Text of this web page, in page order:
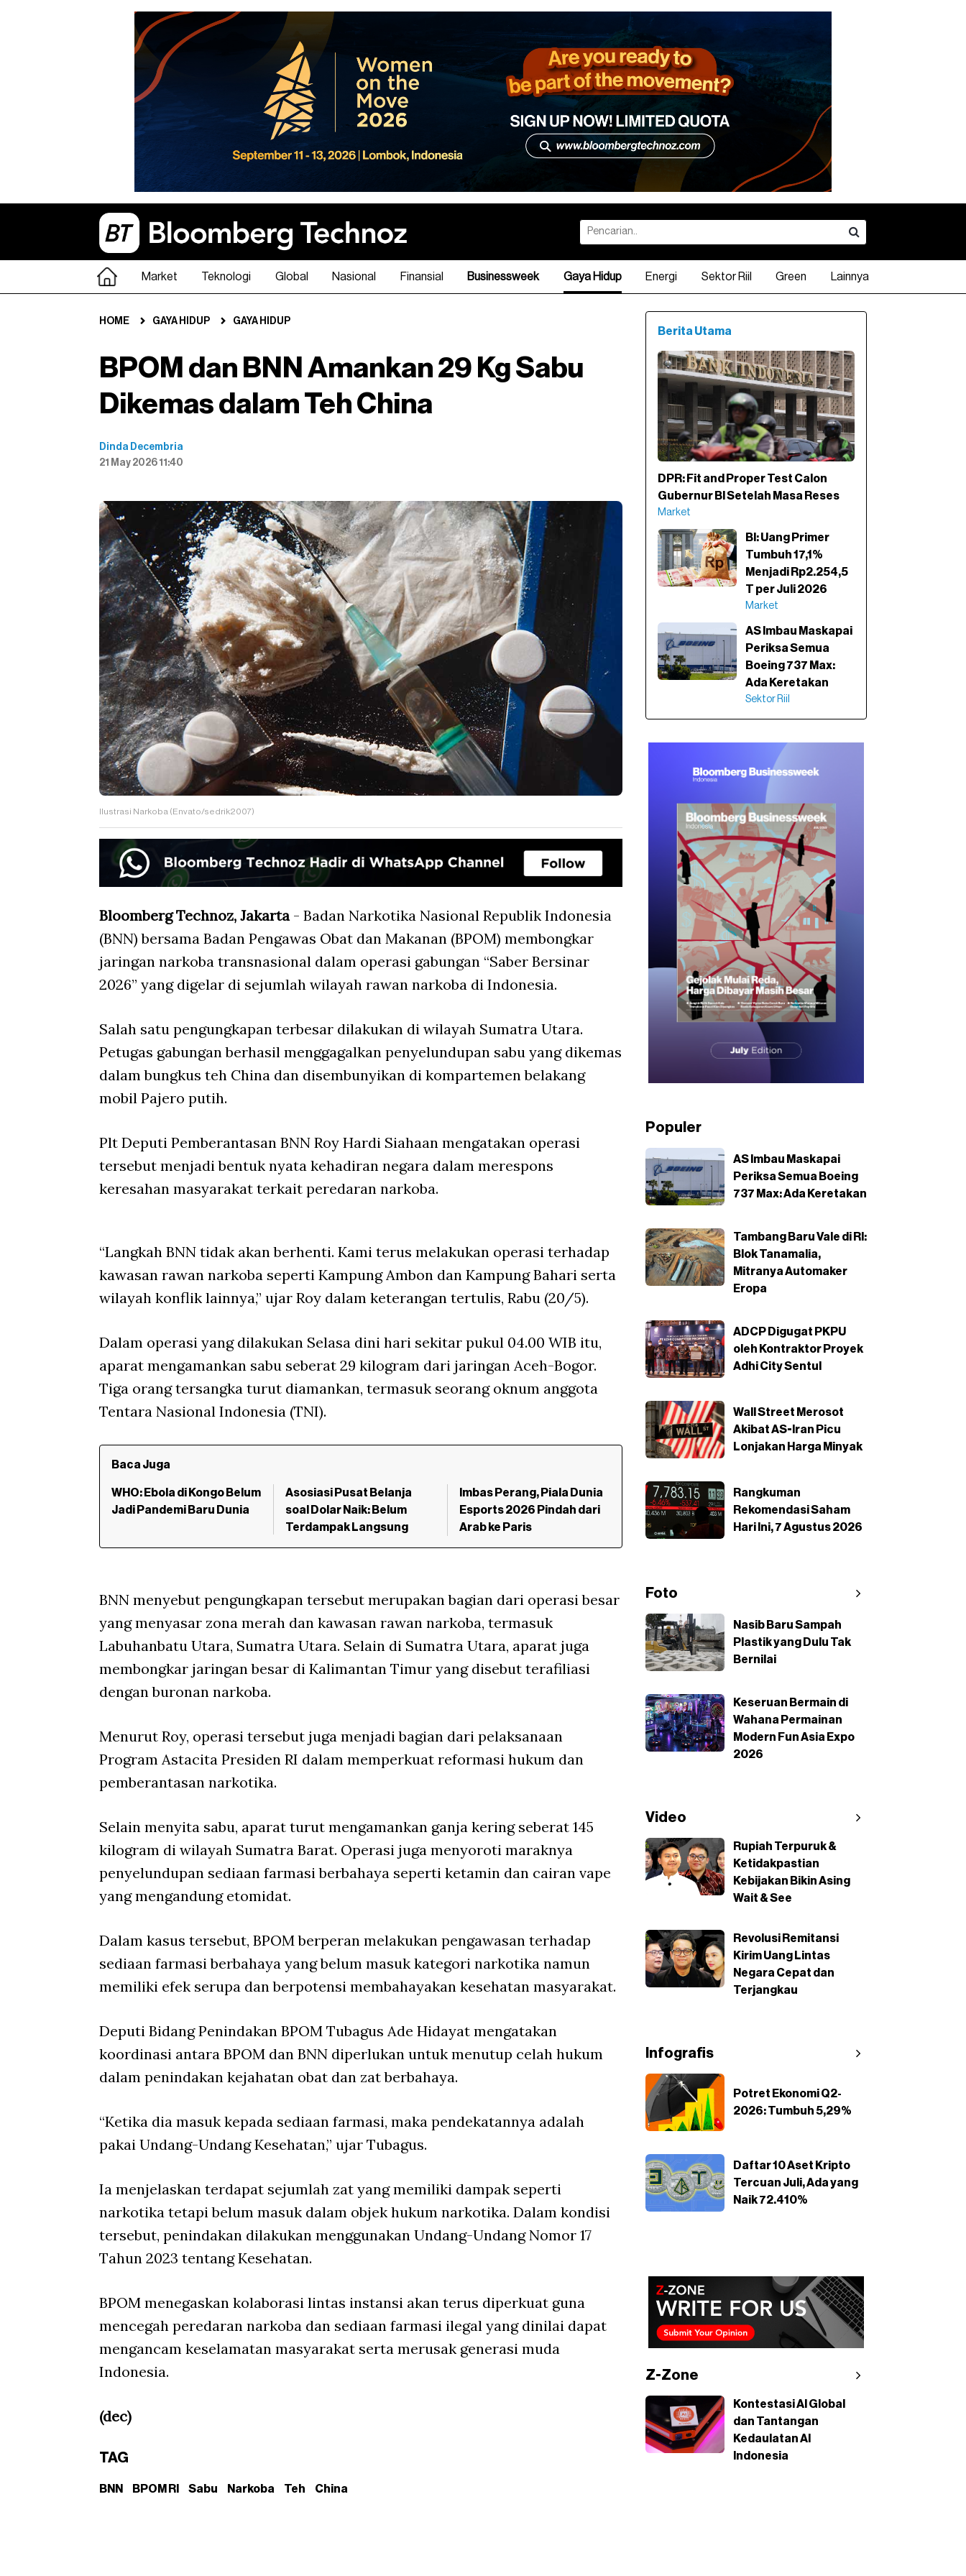
Market Teknologi Global Nasional Finansial Businessweek Gaya Hidup Energi Sektor Riil Green Lainnya
HOME GAYA HIDUP GAYA HIDUP
BPOM dan BNN Amankan 29 Kg Sabu
Dikemas dalam Teh China
Dinda Decembria
21 May 2026 11:40
Ilustrasi Narkoba (Envato/sedrik2007)
Bloomberg Technoz, Jakarta- Badan Narkotika Nasional Republik Indonesia
(BNN) bersama Badan Pengawas Obat dan Makanan (BPOM) membongkar
jaringan narkoba transnasional dalam operasi gabungan “Saber Bersinar
2026” yang digelar di sejumlah wilayah rawan narkoba di Indonesia.
Salah satu pengungkapan terbesar dilakukan di wilayah Sumatra Utara.
Petugas gabungan berhasil menggagalkan penyelundupan sabu yang dikemas
dalam bungkus teh China dan disembunyikan di kompartemen belakang
mobil Pajero putih.
Plt Deputi Pemberantasan BNN Roy Hardi Siahaan mengatakan operasi
tersebut menjadi bentuk nyata kehadiran negara dalam merespons
keresahan masyarakat terkait peredaran narkoba.
“Langkah BNN tidak akan berhenti. Kami terus melakukan operasi terhadap
kawasan rawan narkoba seperti Kampung Ambon dan Kampung Bahari serta
wilayah konflik lainnya,” ujar Roy dalam keterangan tertulis, Rabu (20/5).
Dalam operasi yang dilakukan Selasa dini hari sekitar pukul 04.00 WIB itu,
aparat mengamankan sabu seberat 29 kilogram dari jaringan Aceh-Bogor.
Tiga orang tersangka turut diamankan, termasuk seorang oknum anggota
Tentara Nasional Indonesia (TNI).
Baca Juga
WHO: Ebola di Kongo Belum
Jadi Pandemi Baru Dunia
Asosiasi Pusat Belanja
soal Dolar Naik: Belum
Terdampak Langsung
Imbas Perang, Piala Dunia
Esports 2026 Pindah dari
Arab ke Paris
BNN menyebut pengungkapan tersebut merupakan bagian dari operasi besar
yang menyasar zona merah dan kawasan rawan narkoba, termasuk
Labuhanbatu Utara, Sumatra Utara. Selain di Sumatra Utara, aparat juga
membongkar jaringan besar di Kalimantan Timur yang disebut terafiliasi
dengan buronan narkoba.
Menurut Roy, operasi tersebut juga menjadi bagian dari pelaksanaan
Program Astacita Presiden RI dalam memperkuat reformasi hukum dan
pemberantasan narkotika.
Selain menyita sabu, aparat turut mengamankan ganja kering seberat 145
kilogram di wilayah Sumatra Barat. Operasi juga menyoroti maraknya
penyelundupan sediaan farmasi berbahaya seperti ketamin dan cairan vape
yang mengandung etomidat.
Dalam kasus tersebut, BPOM berperan melakukan pengawasan terhadap
sediaan farmasi berbahaya yang belum masuk kategori narkotika namun
memiliki efek serupa dan berpotensi membahayakan kesehatan masyarakat.
Deputi Bidang Penindakan BPOM Tubagus Ade Hidayat mengatakan
koordinasi antara BPOM dan BNN diperlukan untuk menutup celah hukum
dalam penindakan kejahatan obat dan zat berbahaya.
“Ketika dia masuk kepada sediaan farmasi, maka pendekatannya adalah
pakai Undang-Undang Kesehatan,” ujar Tubagus.
Ia menjelaskan terdapat sejumlah zat yang memiliki dampak seperti
narkotika tetapi belum masuk dalam objek hukum narkotika. Dalam kondisi
tersebut, penindakan dilakukan menggunakan Undang-Undang Nomor 17
Tahun 2023 tentang Kesehatan.
BPOM menegaskan kolaborasi lintas instansi akan terus diperkuat guna
mencegah peredaran narkoba dan sediaan farmasi ilegal yang dinilai dapat
mengancam keselamatan masyarakat serta merusak generasi muda
Indonesia.
(dec)
TAG
BNN BPOM RI Sabu Narkoba Teh China
Berita Utama
DPR: Fit and Proper Test Calon
Gubernur BI Setelah Masa Reses
Market
BI: Uang Primer
Tumbuh 17,1%
Menjadi Rp2.254,5
T per Juli 2026
Market
AS Imbau Maskapai
Periksa Semua
Boeing 737 Max:
Ada Keretakan
Sektor Riil
Populer
AS Imbau Maskapai
Periksa Semua Boeing
737 Max: Ada Keretakan
Tambang Baru Vale di RI:
Blok Tanamalia,
Mitranya Automaker
Eropa
ADCP Digugat PKPU
oleh Kontraktor Proyek
Adhi City Sentul
Wall Street Merosot
Akibat AS-Iran Picu
Lonjakan Harga Minyak
Rangkuman
Rekomendasi Saham
Hari Ini, 7 Agustus 2026
Foto
Nasib Baru Sampah
Plastik yang Dulu Tak
Bernilai
Keseruan Bermain di
Wahana Permainan
Modern Fun Asia Expo
2026
Video
Rupiah Terpuruk &
Ketidakpastian
Kebijakan Bikin Asing
Wait & See
Revolusi Remitansi
Kirim Uang Lintas
Negara Cepat dan
Terjangkau
Infografis
Potret Ekonomi Q2-
2026: Tumbuh 5,29%
Daftar 10 Aset Kripto
Tercuan Juli, Ada yang
Naik 72.410%
Z-Zone
Kontestasi AI Global
dan Tantangan
Kedaulatan AI
Indonesia